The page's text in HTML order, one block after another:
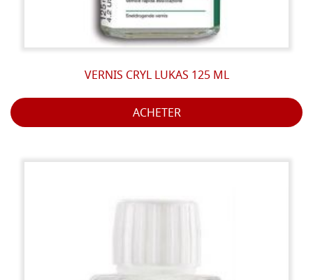
VERNIS CRYL LUKAS 125 ML
ACHETER